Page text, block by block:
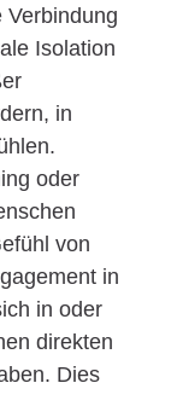
Verbindung
Isolation
in
oder
von
in
in oder
direkten
Dies